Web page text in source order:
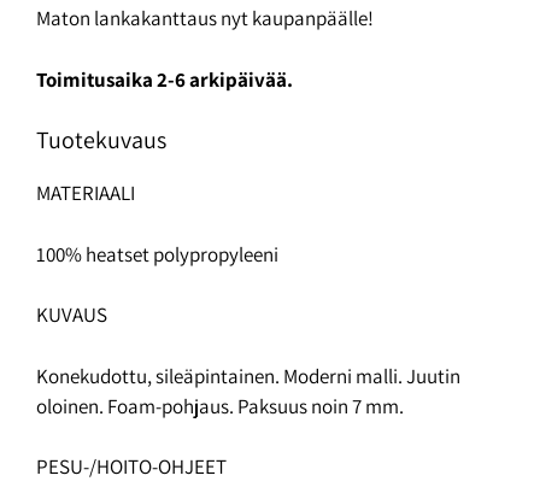
Maton lankakanttaus nyt kaupanpäälle!
Toimitusaika 2-6 arkipäivää.
Tuotekuvaus
MATERIAALI
100% heatset polypropyleeni
KUVAUS
Konekudottu, sileäpintainen. Moderni malli. Juutin
oloinen. Foam-pohjaus. Paksuus noin 7 mm.
PESU-/HOITO-OHJEET